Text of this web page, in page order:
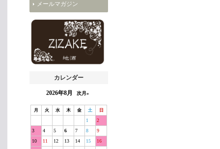
メールマガジン
カレンダー
2026年8月 次月»
月 火 水 木 金 土 日
1
2
3
4 5 6 7 8
9
10
11 12 13 14 15
16